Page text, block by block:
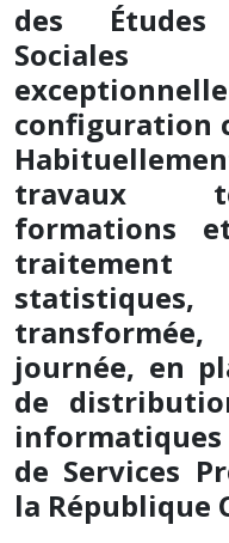
des
Sociales
configuration
travaux
formations
journée, en
de
de Services
la République